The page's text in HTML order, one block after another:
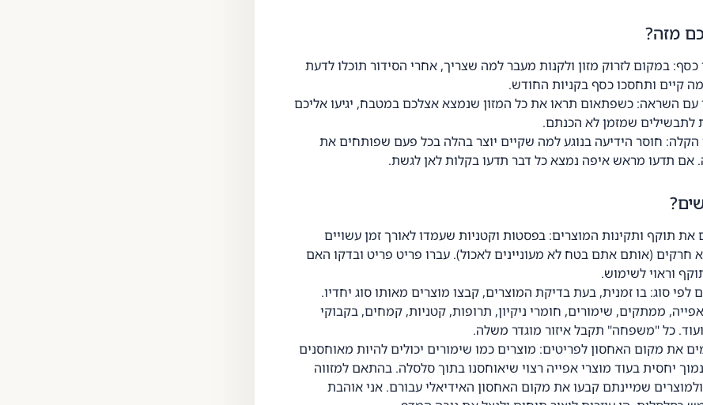
מזה?
במקום לזרוק מזון ולקנות מעבר למה שצריך, אחרי הסידור תוכלו לדעת
קיים ותחסכו כסף בקניות החודש.
עם השראה: כשפתאום תראו את כל המזון שנמצא אצלכם במטבח, יגיעו אליכם
לתבשילים שמזמן לא הכנתם.
הקלה: חוסר הידיעה בנוגע למה שקיים יוצר בהלה בכל פעם שפותחים את
אם תדעו מראש איפה נמצא כל דבר תדעו בקלות לאן לגשת.
את תוקף ותקינות המוצרים: בפסטות וקטניות שעמדו לאורך זמן עשויים
חרקים (אותם אתם בטח לא מעוניינים לאכול). עברו פריט פריט ובדקו האם
וראוי לשימוש.
לפי סוג: בו זמנית, בעת בדיקת המוצרים, קבצו מוצרים מאותו סוג יחדיו.
ממתקים, שימורים, חומרי ניקיון, תרופות, קטניות, קמחים, בקבוקי
כל "משפחה" תקבל איזור מוגדר משלה.
את מקום האחסון לפריטים: מוצרים כמו שימורים יכולים להיות מאוחסנים
יחסית בעוד מוצרי אפייה רצוי שיאוחסנו בתוך סלסלה. בהתאם למזווה
שמיינתם קבעו את מקום האחסון האידיאלי עבורם. אני אוהבת